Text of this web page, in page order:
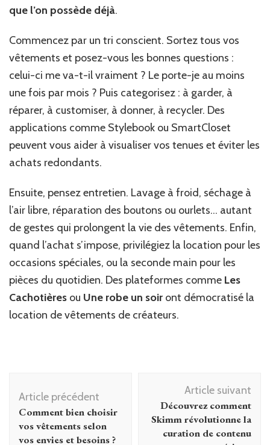
que l’on possède déjà.
Commencez par un tri conscient. Sortez tous vos
vêtements et posez-vous les bonnes questions :
celui-ci me va-t-il vraiment ? Le porte-je au moins
une fois par mois ? Puis categorisez : à garder, à
réparer, à customiser, à donner, à recycler. Des
applications comme Stylebook ou SmartCloset
peuvent vous aider à visualiser vos tenues et éviter les
achats redondants.
Ensuite, pensez entretien. Lavage à froid, séchage à
l’air libre, réparation des boutons ou ourlets… autant
de gestes qui prolongent la vie des vêtements. Enfin,
quand l’achat s’impose, privilégiez la location pour les
occasions spéciales, ou la seconde main pour les
pièces du quotidien. Des plateformes comme Les
Cachotières ou Une robe un soir ont démocratisé la
location de vêtements de créateurs.
d'article
Article précédent
Comment bien choisir
vos vêtements selon
vos envies et besoins ?
Article suivant
Découvrez comment
Skimm révolutionne la
curation de contenu